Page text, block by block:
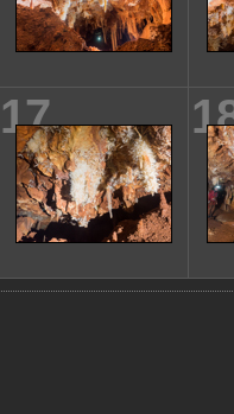
17